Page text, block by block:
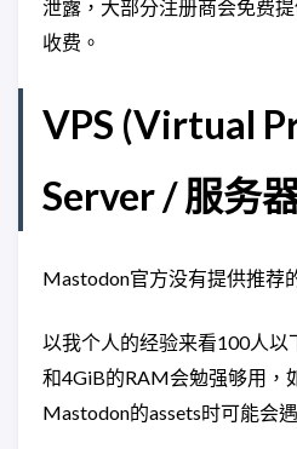
泄露，大部分注册商会免费
收费。
VPS (Virtual
Server / 服务
Mastodon官方没有提供推荐
以我个人的经验来看100人以
和4GiB的RAM会勉强够用，
Mastodon的assets时可能会